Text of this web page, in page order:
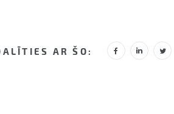
AR ŠO: